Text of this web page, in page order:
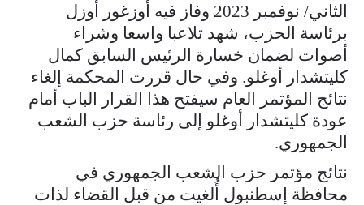
الثاني/ نوفمبر 2023 وفاز فيه أوزغور أوزل
برئاسة الحزب، شهد تلاعبا واسعا وشراء
أصوات لضمان خسارة الرئيس السابق كمال
كليتشدار أوغلو. وفي حال قررت المحكمة إلغاء
نتائج المؤتمر العام سيفتح هذا القرار الباب أمام
عودة كليتشدار أوغلو إلى رئاسة حزب الشعب
الجمهوري.
نتائج مؤتمر حزب الشعب الجمهوري في
محافظة إسطنبول أُلغيت من قبل القضاء لذات